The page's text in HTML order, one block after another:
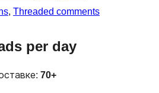
, Threaded comments
per day
70+